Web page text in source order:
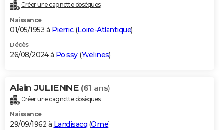
Créer une cagnotte obsèques
Naissance
01/05/1953 à Pierric(Loire-Atlantique)
Décès
26/08/2024 à Poissy(Yvelines)
Alain JULIENNE (61 ans)
Créer une cagnotte obsèques
Naissance
29/09/1962 à Landisacq (Orne)